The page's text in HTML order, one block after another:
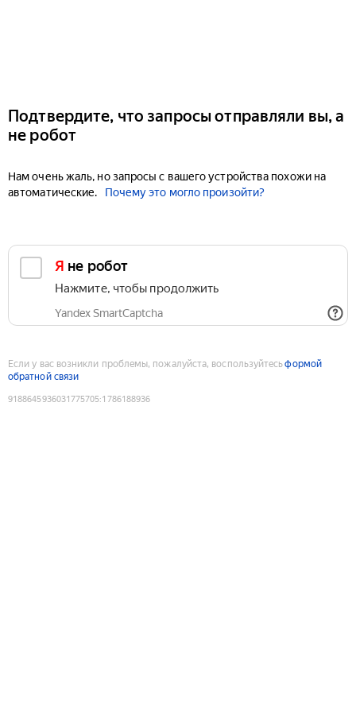
Подтвердите, что запросы отправляли вы, а
не робот
Нам очень жаль, но запросы с вашего устройства похожи на
автоматические.
Почему это могло произойти?
Я не робот
Нажмите, чтобы продолжить
Yandex SmartCaptcha
Если у вас возникли проблемы, пожалуйста, воспользуйтесьформой
обратной связи
9188645936031775705:1786188936